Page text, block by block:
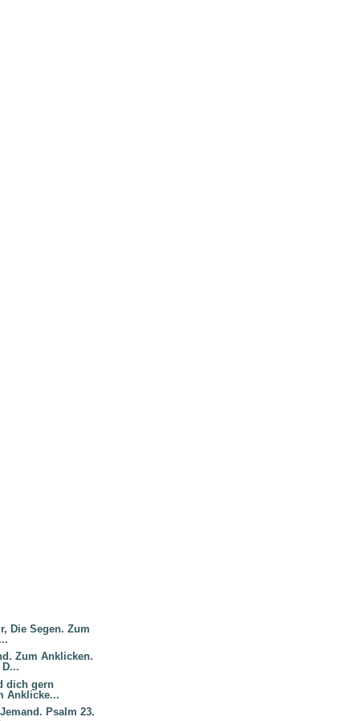
Die Segen. Zum
Zum Anklicken.
D...
dich gern
Anklicke...
Psalm 23.